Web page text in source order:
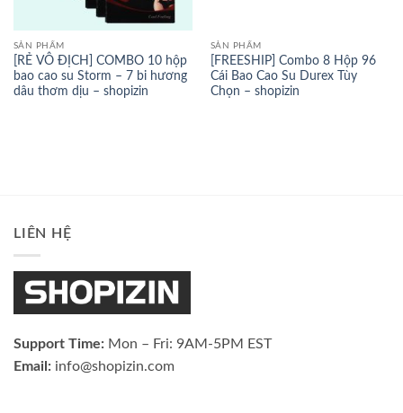
SẢN PHẨM
[RẺ VÔ ĐỊCH] COMBO 10 hộp
bao cao su Storm – 7 bi hương
dâu thơm dịu – shopizin
SẢN PHẨM
[FREESHIP] Combo 8 Hộp 96
Cái Bao Cao Su Durex Tùy
Chọn – shopizin
LIÊN HỆ
Support Time: Mon – Fri: 9AM-5PM EST
Email: info@shopizin.com